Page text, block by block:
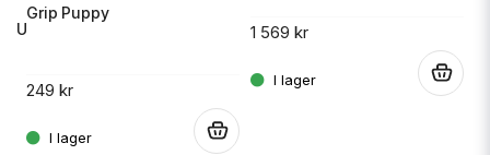
RU
Grip Puppy
249 kr
1 569 kr